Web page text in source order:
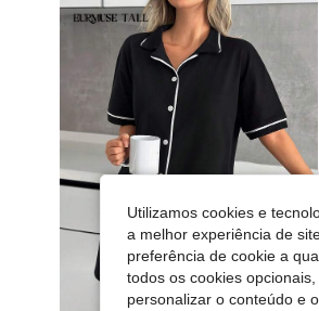
Utilizamos cookies e
a melhor experiência de
preferência de cookie a
todos os cookies
personalizar o conteúdo e